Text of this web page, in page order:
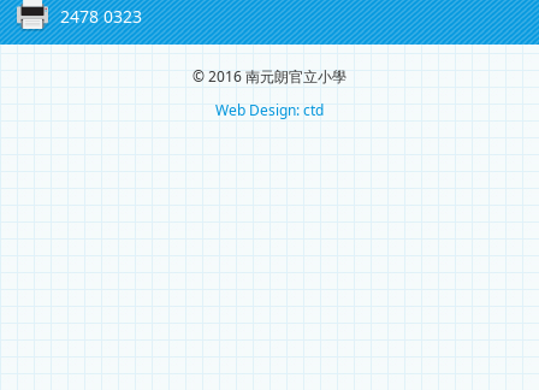
2478 0323
© 2016 南元朗官立小學
Web Design: ctd